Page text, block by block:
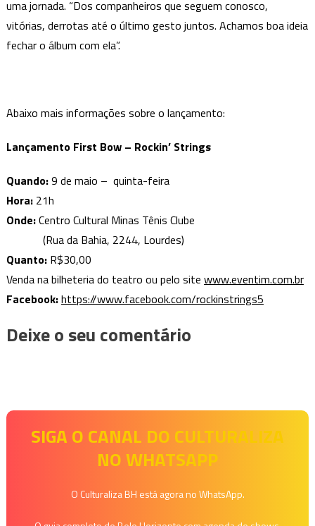
uma jornada. “Dos companheiros que seguem conosco,
vitórias, derrotas até o último gesto juntos. Achamos boa ideia
fechar o álbum com ela”.
Abaixo mais informações sobre o lançamento:
Lançamento First Bow – Rockin’ Strings
Quando:9 de maio – quinta-feira
Hora:21h
Onde:Centro Cultural Minas Tênis Clube
(Rua da Bahia, 2244, Lourdes)
Quanto:R$30,00
Venda na bilheteria do teatro ou pelo site www.eventim.com.br
Facebook:https://www.facebook.com/rockinstrings5
Deixe o seu comentário
SIGA O CANAL DO CULTURALIZA
NO WHATSAPP
O Culturaliza BH está agora no WhatsApp.